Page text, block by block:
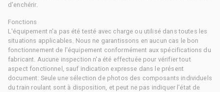
d'enchérir.
Fonctions
L'équipement n'a pas été testé avec charge ou utilisé dans toutes les
situations applicables. Nous ne garantissons en aucun cas le bon
fonctionnement de l'équipement conformément aux spécifications du
fabricant. Aucune inspection n'a été effectuée pour vérifier tout
aspect fonctionnel, sauf indication expresse dans le présent
document. Seule une sélection de photos des composants individuels
du train roulant sont à disposition, et peut ne pas indiquer l'état de